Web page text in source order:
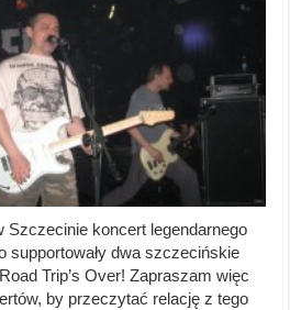
Szczecinie koncert legendarnego
supportowały dwa szczecińskie
Trip’s Over! Zapraszam więc
by przeczytać relację z tego